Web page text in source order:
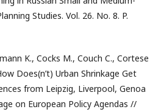
Studies. Vol. 26. No. 8. P.
K., Cocks M., Couch C., Cortese
Does(n’t) Urban Shrinkage Get
from Leipzig, Liverpool, Genoa
on European Policy Agendas //